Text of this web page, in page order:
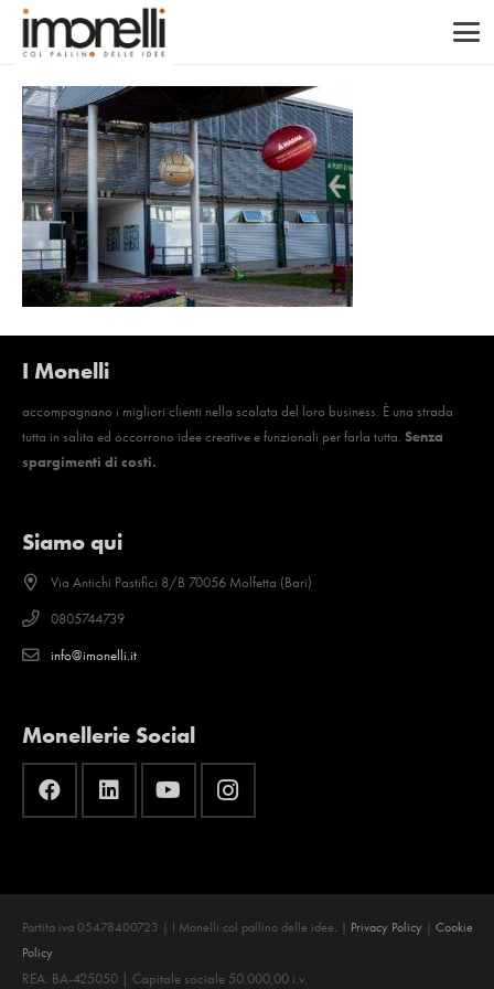
I Monelli
accompagnano i migliori clienti nella scalata del loro business. È una strada
tutta in salita ed occorrono idee creative e funzionali per farla tutta. Senza
spargimenti di costi.
Siamo qui
Via Antichi Pastifici 8/B 70056 Molfetta (Bari)
0805744739
info@imonelli.it
Monellerie Social
Partita iva 05478400723 | I Monelli col pallino delle idee. Privacy Policy
Cookie
Policy
REA: BA-425050 | Capitale sociale 50.000,00 i.v.